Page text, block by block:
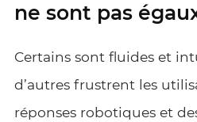
ne sont pas
Certains sont fluides et
d’autres frustrent les
réponses robotiques et